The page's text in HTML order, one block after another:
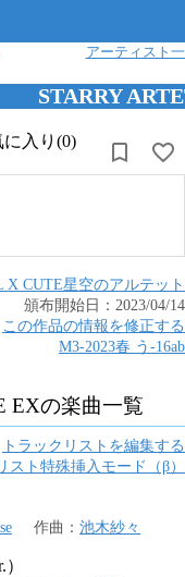
アーティスト
STARRY
に入り(0)
X CUTE星空のアルテット
頒布開始日： 2023/04/14
この作品の情報を修正する
M3-2023春 う-16ab
EXの楽曲一覧
トラックリストを編集する
スト特殊挿入モード（β）
作曲 ： 池木紗々